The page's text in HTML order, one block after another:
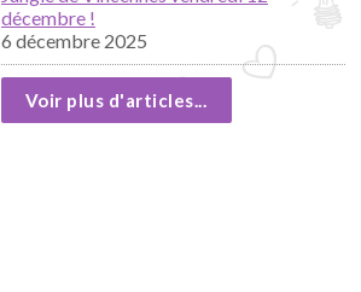
décembre !
6 décembre 2025
Voir plus d'articles...